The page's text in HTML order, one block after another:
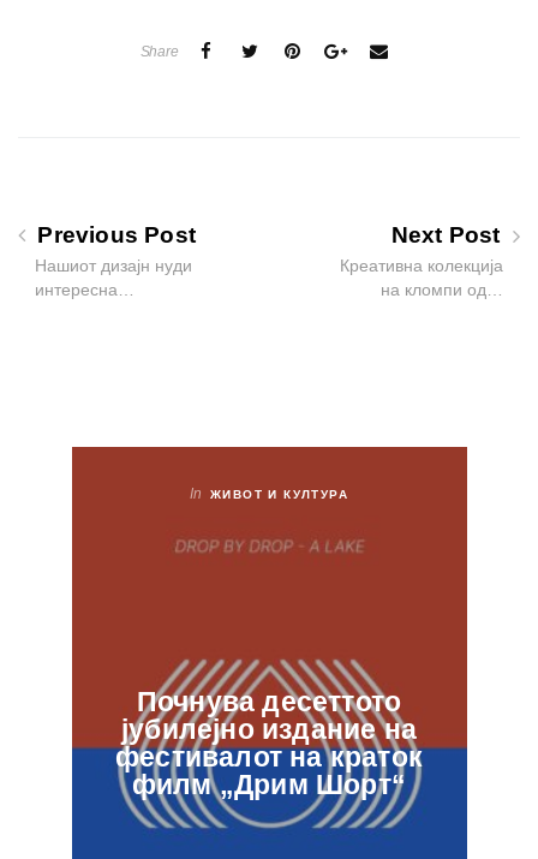
Share
Previous Post
Нашиот дизајн нуди
интересна…
Next Post
Креативна колекција
на кломпи од…
In ЖИВОТ И КУЛТУРА
Почнува десеттото
јубилејно издание на
фестивалот на краток
филм „Дрим Шорт“